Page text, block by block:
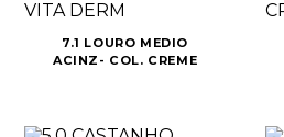
7.1 LOURO MEDIO
ACINZ- COL. CREME